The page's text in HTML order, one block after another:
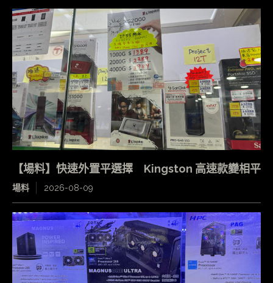
【場料】快速外置平選擇 Kingston 高速款變相平
場料 2026-08-09